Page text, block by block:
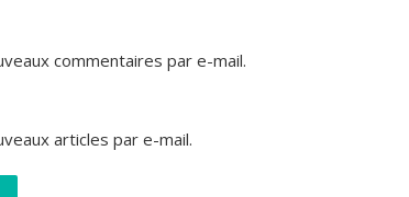
commentaires par e-mail.
articles par e-mail.